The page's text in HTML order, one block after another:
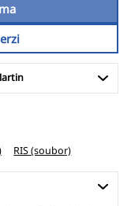
RIS (soubor)